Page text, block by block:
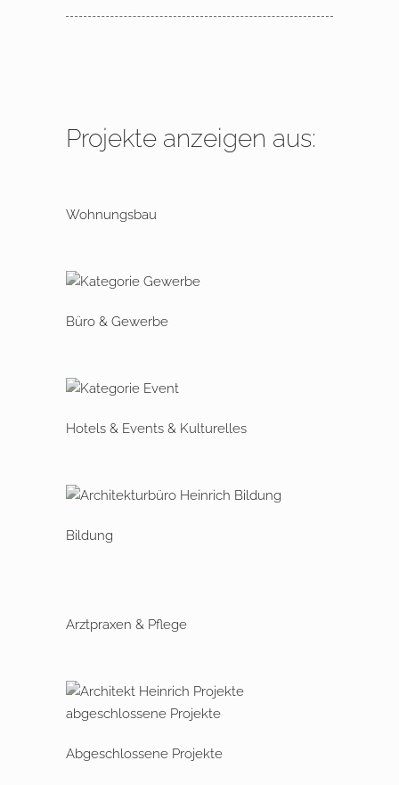
Projekte anzeigen aus:
Wohnungsbau
Büro & Gewerbe
Hotels & Events & Kulturelles
Bildung
Arztpraxen & Pflege
Abgeschlossene Projekte